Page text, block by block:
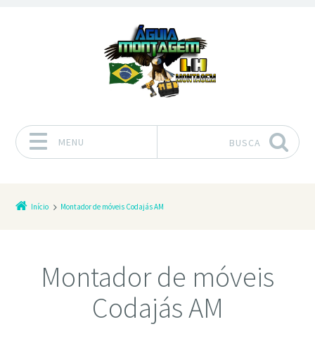
MENU BUSCA
Início Montador de móveis Codajás AM
Montador de móveis
Codajás AM